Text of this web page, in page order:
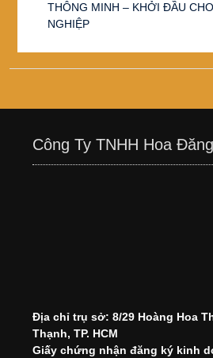
THÔNG MINH – KHỞI ĐẦU
NGHIỆP
Công Ty TNHH Hoa
Địa chỉ trụ sở: 8/29 Hoàng Hoa
Thạnh, TP. HCM
Giấy chứng nhận đăng ký kinh